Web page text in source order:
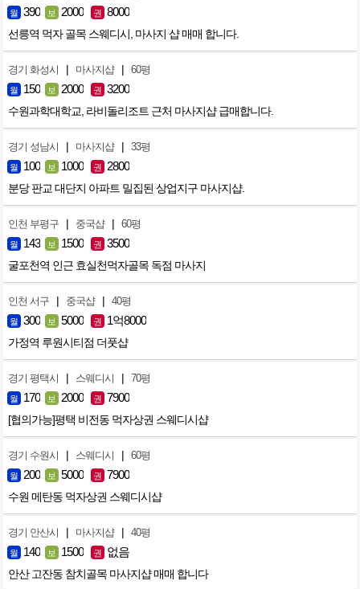
월 390 보 2000 권 8000
선릉역 먹자 골목 스웨디시, 마사지 샵 매매 합니다.
경기 화성시 | 마사지샵 | 60평
월 150 보 2000 권 3200
수원과학대학교, 라비돌리조트 근처 마사지샵 급매합니다.
경기 성남시 | 마사지샵 | 33평
월 100 보 1000 권 2800
분당 판교 대단지 아파트 밀집된 상업지구 마사지샵.
인천 부평구 | 중국샵 | 60평
월 143 보 1500 권 3500
굴포천역 인근 효실천먹자골목 독점 마사지
인천 서구 | 중국샵 | 40평
월 300 보 5000 권 1억8000
가정역 루원시티점 더풋샵
경기 평택시 | 스웨디시 | 70평
월 170 보 2000 권 7900
[협의가능]평택 비전동 먹자상권 스웨디시샵
경기 수원시 | 스웨디시 | 60평
월 200 보 5000 권 7900
수원 메탄동 먹자상권 스웨디시샵
경기 안산시 | 마사지샵 | 40평
월 140 보 1500 권 없음
안산 고잔동 참치골목 마사지샵 매매 합니다